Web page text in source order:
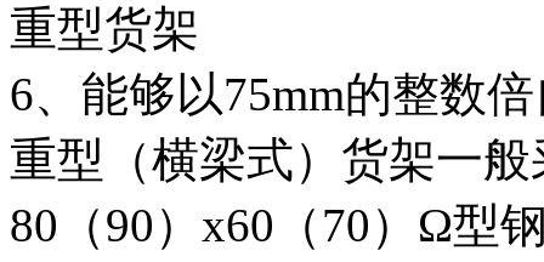
重型货架
6、能够以75mm的整数
重型（横梁式）货架一
80（90）x60（70）Ω型